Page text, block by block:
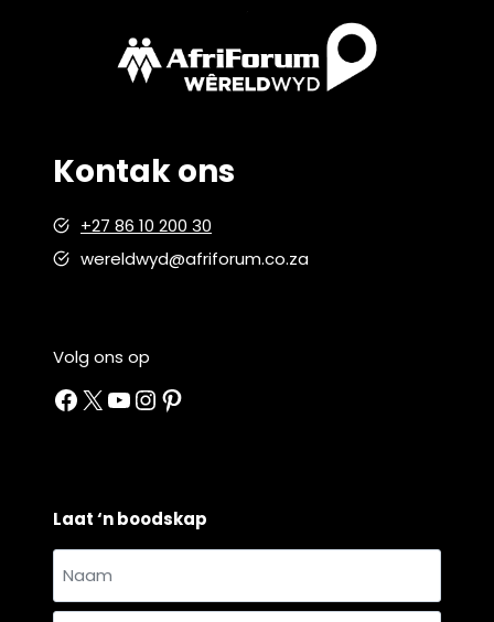
Kontak ons
+27 86 10 200 30
wereldwyd@afriforum.co.za
Volg ons op
Facebook
X YouTube
Instagram
Pinterest
Laat ‘n boodskap